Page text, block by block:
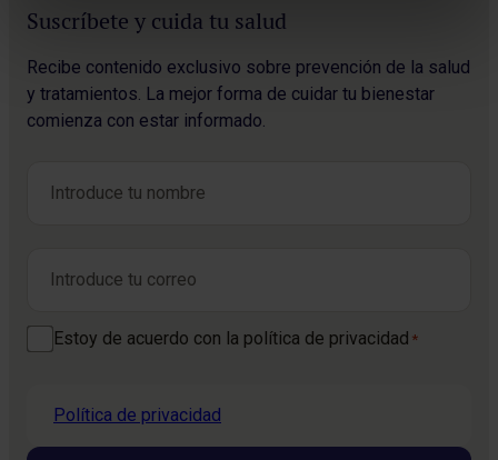
Suscríbete y cuida tu salud
Recibe contenido exclusivo sobre prevención de la salud
y tratamientos. La mejor forma de cuidar tu bienestar
comienza con estar informado.
Consentimiento *
Estoy de acuerdo con la política de privacidad *
Política de privacidad